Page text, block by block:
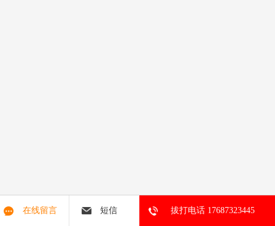
在线留言 短信 拔打电话 17687323445